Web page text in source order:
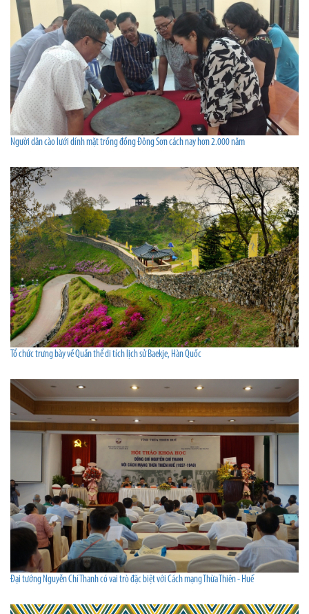
Người dân cào lưới dính mặt trống đồng Đông Sơn cách nay hơn 2.000 năm
Tổ chức trưng bày về Quần thể di tích lịch sử Baekje, Hàn Quốc
Đại tướng Nguyễn Chí Thanh có vai trò đặc biệt với Cách mạng Thừa Thiên - Huế